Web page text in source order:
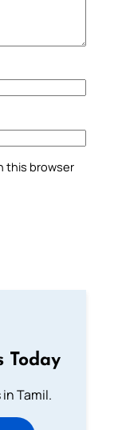
this browser
Today
Tamil.